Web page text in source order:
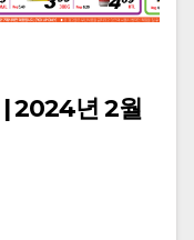
| 2024년 2월